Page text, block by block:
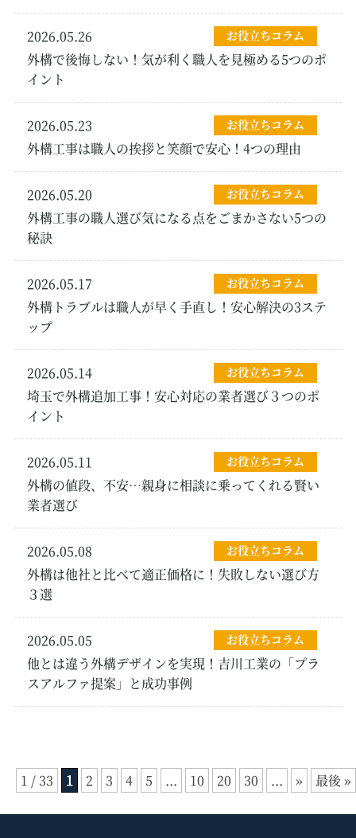
2026.05.26 お役立ちコラム
外構で後悔しない！気が利く職人を見極める5つのポ
イント
2026.05.23 お役立ちコラム
外構工事は職人の挨拶と笑顔で安心！4つの理由
2026.05.20 お役立ちコラム
外構工事の職人選び気になる点をごまかさない5つの
秘訣
2026.05.17 お役立ちコラム
外構トラブルは職人が早く手直し！安心解決の3ステ
ップ
2026.05.14 お役立ちコラム
埼玉で外構追加工事！安心対応の業者選び３つのポ
イント
2026.05.11 お役立ちコラム
外構の値段、不安…親身に相談に乗ってくれる賢い
業者選び
2026.05.08 お役立ちコラム
外構は他社と比べて適正価格に！失敗しない選び方
３選
2026.05.05 お役立ちコラム
他とは違う外構デザインを実現！吉川工業の「プラ
スアルファ提案」と成功事例
1 / 33 1 2 3 4 5 ... 10 20 30 ... » 最後 »